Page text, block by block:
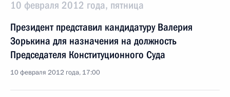
10 февраля 2012 года, пятница
Президент представил кандидатуру Валерия
Зорькина для назначения на должность
Председателя Конституционного Суда
10 февраля 2012 года, 17:00